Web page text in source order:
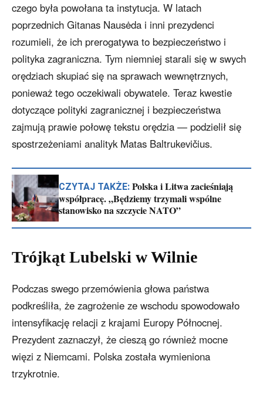
czego była powołana ta instytucja. W latach
poprzednich Gitanas Nausėda i inni prezydenci
rozumieli, że ich prerogatywa to bezpieczeństwo i
polityka zagraniczna. Tym niemniej starali się w swych
orędziach skupiać się na sprawach wewnętrznych,
ponieważ tego oczekiwali obywatele. Teraz kwestie
dotyczące polityki zagranicznej i bezpieczeństwa
zajmują prawie połowę tekstu orędzia — podzielił się
spostrzeżeniami analityk Matas Baltrukevičius.
CZYTAJ TAKŻE: Polska i Litwa zacieśniają
współpracę. „Będziemy trzymali wspólne
stanowisko na szczycie NATO”
Trójkąt Lubelski w Wilnie
Podczas swego przemówienia głowa państwa
podkreśliła, że zagrożenie ze wschodu spowodowało
intensyfikację relacji z krajami Europy Północnej.
Prezydent zaznaczył, że cieszą go również mocne
więzi z Niemcami. Polska została wymieniona
trzykrotnie.